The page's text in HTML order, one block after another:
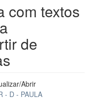
com textos
de
Abrir
- D - PAULA